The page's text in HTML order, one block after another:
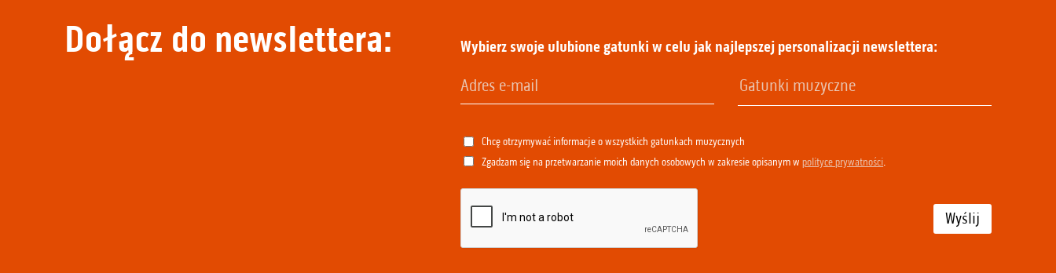
Dołącz do newslettera: Wybierz swoje ulubione gatunki w celu jak najlepszej personalizacji newslettera:
Chcę otrzymywać informacje o wszystkich gatunkach muzycznych
Zgadzam się na przetwarzanie moich danych osobowych w zakresie opisanym wpolityce prywatności.
Wyślij